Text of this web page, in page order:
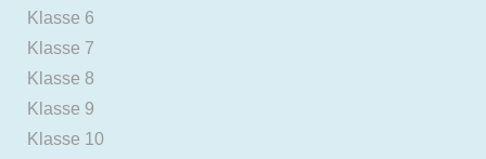
Klasse 6
Klasse 7
Klasse 8
Klasse 9
Klasse 10